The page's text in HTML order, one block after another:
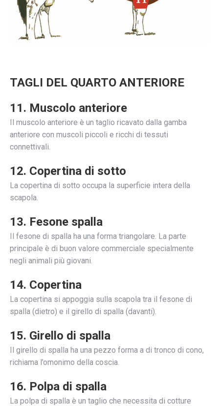
TAGLI DEL QUARTO ANTERIORE
11. Muscolo anteriore
Il muscolo anteriore è un taglio ricavato dalla gamba
anteriore con muscoli piccoli e ricchi di tessuti
connettivali.
12. Copertina di sotto
La copertina di sotto occupa la superficie intera della
scapola.
13. Fesone spalla
Il fesone di spalla ha una forma triangolare. La parte
principale è di buon valore commerciale specialmente
negli animali più giovani.
14. Copertina
La copertina si appoggia sulla scapola tra il fesone di
spalla (dietro) e il girello di spalla (davanti).
15. Girello di spalla
Il girello di spalla ha una pezzo forma a di tronco di cono,
richiama l’omonimo della coscia.
16. Polpa di spalla
La polpa di spalla è un taglio che necessita di cotture